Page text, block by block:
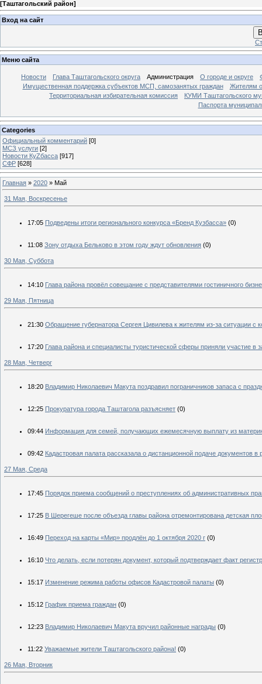
[Таштагольский район]
Вход на сайт
Меню сайта
Новости Глава Таштагольского округа Администрация О городе и округе
Имущественная поддержка субъектов МСП, самозанятых граждан
Жителям
Территориальная избирательная комиссия
КУМИ Таштагольского
Паспорта
Categories
Официальный комментарий [0]
МСЗ услуги [2]
Новости КуZбасса [917]
СФР [628]
Главная » 2020 » Май
31 Мая, Воскресенье
17:05 Подведены итоги регионального конкурса «Бренд Кузбасса» (0)
11:08 Зону отдыха Бельково в этом году ждут обновления (0)
30 Мая, Суббота
14:10 Глава района провёл совещание с представителями гостиничного
29 Мая, Пятница
21:30 Обращение губернатора Сергея Цивилева к жителям из-за ситуации с
17:20 Глава района и специалисты туристической сферы приняли участие в
28 Мая, Четверг
18:20 Владимир Николаевич Макута поздравил пограничников запаса с
12:25 Прокуратура города Таштагола разъясняет (0)
09:44 Информация для семей, получающих ежемесячную выплату из
09:42 Кадастровая палата рассказала о дистанционной подаче документов в
27 Мая, Среда
17:45 Порядок приема сообщений о преступлениях об административных
17:25 В Шерегеше после объезда главы района отремонтирована детская
16:49 Переход на карты «Мир» продлён до 1 октября 2020 г (0)
16:10 Что делать, если потерян документ, который подтверждает факт
15:17 Изменение режима работы офисов Кадастровой палаты (0)
15:12 График приема граждан (0)
12:23 Владимир Николаевич Макута вручил районные награды (0)
11:22 Уважаемые жители Таштагольского района! (0)
26 Мая, Вторник